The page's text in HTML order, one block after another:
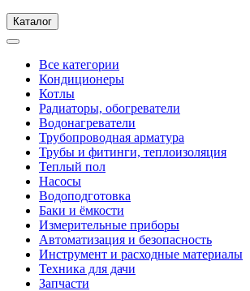
Каталог
Все категории
Кондиционеры
Котлы
Радиаторы, обогреватели
Водонагреватели
Трубопроводная арматура
Трубы и фитинги, теплоизоляция
Теплый пол
Насосы
Водоподготовка
Баки и ёмкости
Измерительные приборы
Автоматизация и безопасность
Инструмент и расходные материалы
Техника для дачи
Запчасти